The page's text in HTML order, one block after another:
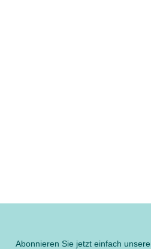
Abonnieren Sie jetzt einfach